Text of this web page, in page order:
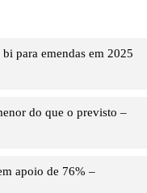
para emendas em 2025
do que o previsto –
apoio de 76% –